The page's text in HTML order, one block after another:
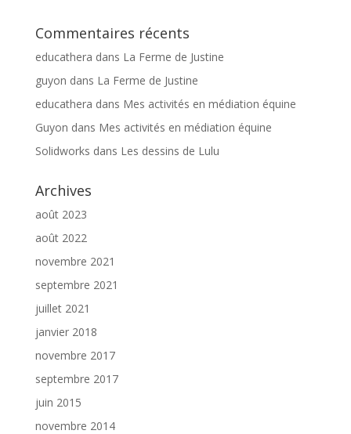
Commentaires récents
educathera dans La Ferme de Justine
guyon dans La Ferme de Justine
educathera dans Mes activités en médiation équine
Guyon dans Mes activités en médiation équine
Solidworks dans Les dessins de Lulu
Archives
août 2023
août 2022
novembre 2021
septembre 2021
juillet 2021
janvier 2018
novembre 2017
septembre 2017
juin 2015
novembre 2014